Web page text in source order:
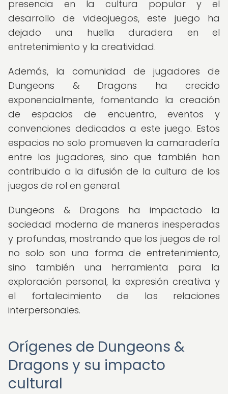
presencia en la cultura popular y el
desarrollo de videojuegos, este juego ha
dejado una huella duradera en el
entretenimiento y la creatividad.
Además, la comunidad de jugadores de
Dungeons & Dragons ha crecido
exponencialmente, fomentando la creación
de espacios de encuentro, eventos y
convenciones dedicados a este juego. Estos
espacios no solo promueven la camaradería
entre los jugadores, sino que también han
contribuido a la difusión de la cultura de los
juegos de rol en general.
Dungeons & Dragons ha impactado la
sociedad moderna de maneras inesperadas
y profundas, mostrando que los juegos de rol
no solo son una forma de entretenimiento,
sino también una herramienta para la
exploración personal, la expresión creativa y
el fortalecimiento de las relaciones
interpersonales.
Orígenes de Dungeons &
Dragons y su impacto
cultural